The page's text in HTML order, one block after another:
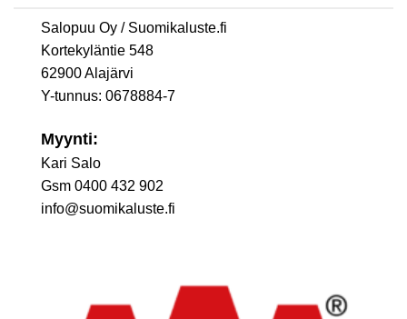
Salopuu Oy / Suomikaluste.fi
Kortekyläntie 548
62900 Alajärvi
Y-tunnus: 0678884-7
Myynti:
Kari Salo
Gsm 0400 432 902
info@suomikaluste.fi